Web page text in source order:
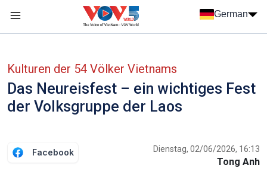
German
Kulturen der 54 Völker Vietnams
Das Neureisfest – ein wichtiges Fest
der Volksgruppe der Laos
Facebook Dienstag, 02/06/2026, 16:13
Tong Anh